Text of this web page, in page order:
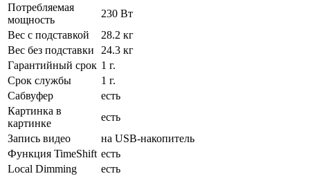
Потребляемая
мощность
230 Вт
Вес с подставкой
28.2 кг
Вес без подставки
24.3 кг
Гарантийный срок 1 г.
Срок службы
1 г.
Сабвуфер
есть
Картинка в
картинке
есть
Запись видео
на USB-накопитель
Функция TimeShift есть
Local Dimming
есть